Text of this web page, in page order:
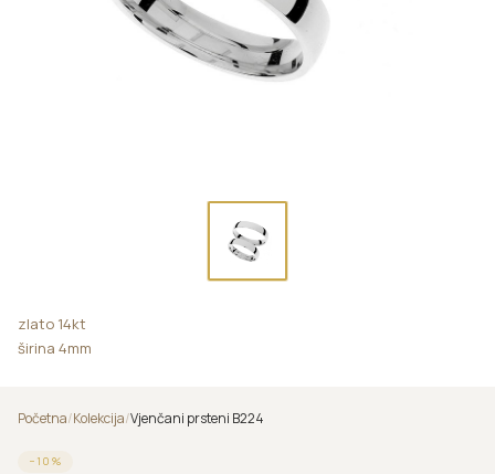
zlato 14kt
širina 4mm
Početna/Kolekcija/Vjenčani prsteni B224
− 10 %